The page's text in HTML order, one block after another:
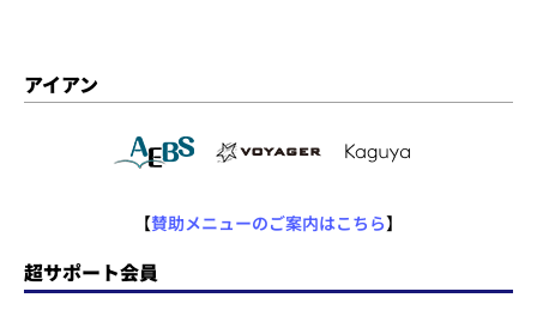
アイアン
【賛助メニューのご案内はこちら】
超サポート会員